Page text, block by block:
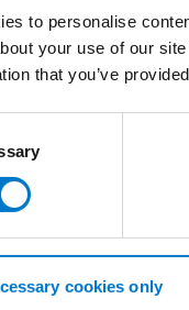
to personalise
your use of our
that you’ve
cookies only
France
un service
organisation est
ici pour en savoir